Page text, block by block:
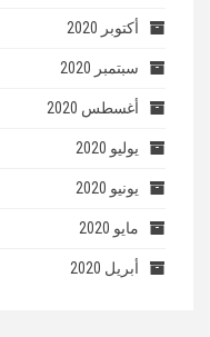
أكتوبر 2020
سبتمبر 2020
أغسطس 2020
يوليو 2020
يونيو 2020
مايو 2020
أبريل 2020